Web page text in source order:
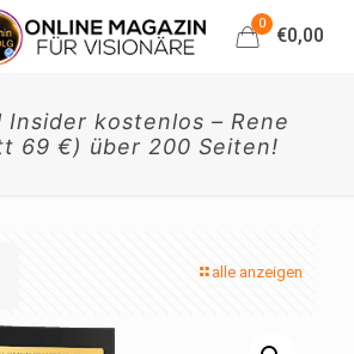
0
€0,00
Insider kostenlos – Rene
69 €) über 200 Seiten!
alle anzeigen